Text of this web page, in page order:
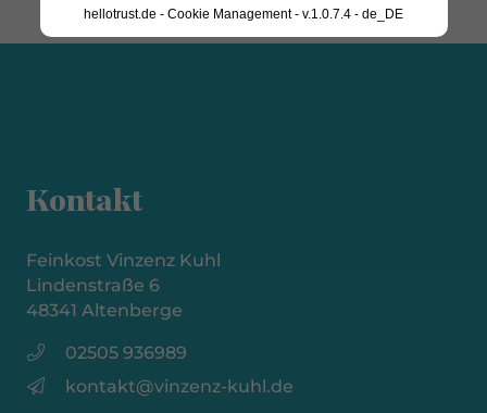
Kontakt
Feinkost Vinzenz Kuhl
Lindenstraße 6
48341 Altenberge
02505 936989
kontakt@vinzenz-kuhl.de
hellotrust.de - Cookie Management - v.1.0.7.4 - de_DE